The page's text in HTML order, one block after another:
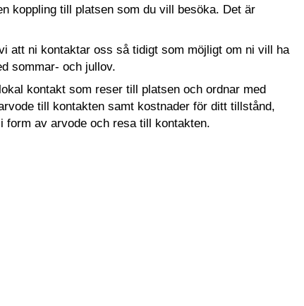
koppling till platsen som du vill besöka. Det är
att ni kontaktar oss så tidigt som möjligt om ni vill ha
sommar- och jullov.
kontakt som reser till platsen och ordnar med
till kontakten samt kostnader för ditt tillstånd,
form av arvode och resa till kontakten.